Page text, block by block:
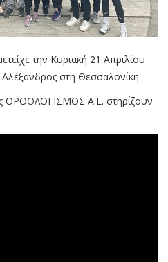
την Κυριακή 21 Απριλίου
στη Θεσσαλονίκη.
ΟΡΘΟΛΟΓΙΣΜΟΣ Α.Ε. στηρίζουν